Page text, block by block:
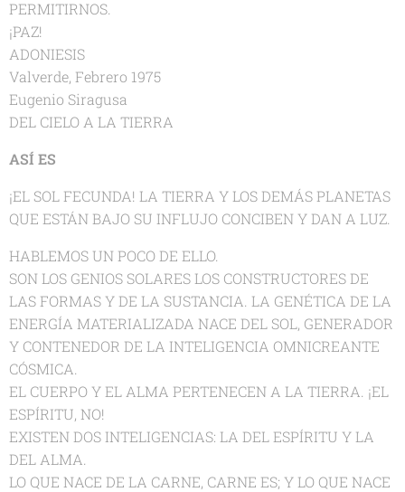
PERMITIRNOS.
¡PAZ!
ADONIESIS
Valverde, Febrero 1975
Eugenio Siragusa
DEL CIELO A LA TIERRA
ASÍ ES
¡EL SOL FECUNDA! LA TIERRA Y LOS DEMÁS PLANETAS
QUE ESTÁN BAJO SU INFLUJO CONCIBEN Y DAN A LUZ.
HABLEMOS UN POCO DE ELLO.
SON LOS GENIOS SOLARES LOS CONSTRUCTORES DE
LAS FORMAS Y DE LA SUSTANCIA. LA GENÉTICA DE LA
ENERGÍA MATERIALIZADA NACE DEL SOL, GENERADOR
Y CONTENEDOR DE LA INTELIGENCIA OMNICREANTE
CÓSMICA.
EL CUERPO Y EL ALMA PERTENECEN A LA TIERRA. ¡EL
ESPÍRITU, NO!
EXISTEN DOS INTELIGENCIAS: LA DEL ESPÍRITU Y LA
DEL ALMA.
LO QUE NACE DE LA CARNE, CARNE ES; Y LO QUE NACE